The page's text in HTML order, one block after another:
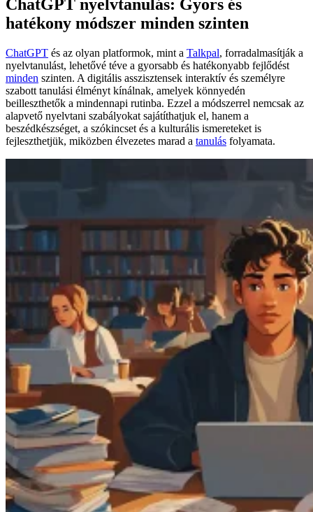
ChatGPT nyelvtanulás: Gyors és
hatékony módszer minden szinten
ChatGPT és az olyan platformok, mint a Talkpal, forradalmasítják a
nyelvtanulást, lehetővé téve a gyorsabb és hatékonyabb fejlődést
minden szinten. A digitális asszisztensek interaktív és személyre
szabott tanulási élményt kínálnak, amelyek könnyedén
beilleszthetők a mindennapi rutinba. Ezzel a módszerrel nemcsak az
alapvető nyelvtani szabályokat sajátíthatjuk el, hanem a
beszédkészséget, a szókincset és a kulturális ismereteket is
fejleszthetjük, miközben élvezetes marad a tanulás folyamata.